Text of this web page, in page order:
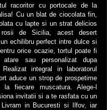
racoritor cu portocale de la
Cu un blat de ciocolata fin,
cu lapte si un strat delicios
de Sicilia, acest desert
echilibru perfect intre dulce si
orice ocazie, tortul poate fi
atare sau personalizat dupa
integral in laboratorul
aduce un strop de prospetime
la fiecare muscatura. Alege-l
invitatii si a te rasfata cu un
in Bucuresti si Ilfov, iar